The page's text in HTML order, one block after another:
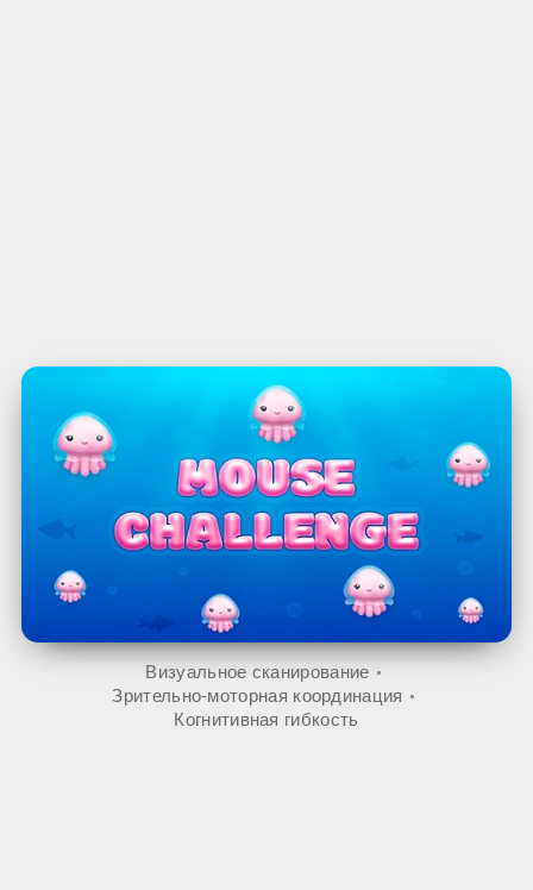
Визуальное сканирование
Зрительно-моторная координация
Когнитивная гибкость